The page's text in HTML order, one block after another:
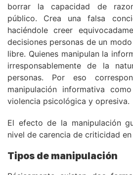
borrar la capacidad de
público. Crea una falsa
haciéndole creer
decisiones personas de un
libre. Quienes manipulan la
irresponsablemente de la
personas. Por eso
manipulación informativa
violencia psicológica y opresiva.
El efecto de la manipulación
nivel de carencia de criticidad
Tipos de manipulación